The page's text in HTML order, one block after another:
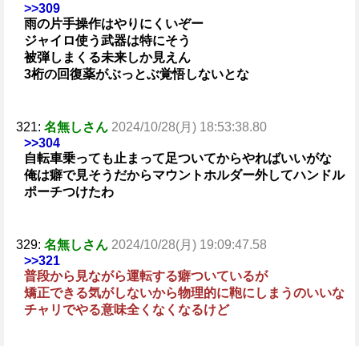
>>309
雨の片手操作はやりにくいぞー
ジャイロ使う武器は特にそう
被弾しまくる未来しか見えん
3桁の回復薬がぶっとぶ覚悟しないとな
321: 名無しさん 2024/10/28(月) 18:53:38.80
>>304
自転車乗っても止まって足ついてからやればいいがな
俺は癖で見そうだからマウントホルダー外してハンドル
ポーチつけたわ
329: 名無しさん 2024/10/28(月) 19:09:47.58
>>321
普段から見ながら運転する癖ついているが
矯正できる気がしないから物理的に鞄にしまうのいいな
チャリでやる意味全くなくなるけど